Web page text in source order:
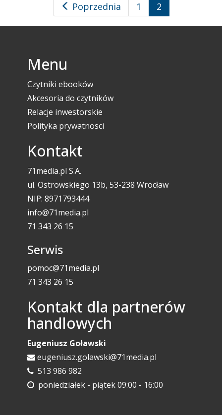
Poprzednia 1 2
Menu
Czytniki ebooków
Akcesoria do czytników
Relacje inwestorskie
Polityka prywatnosci
Kontakt
71media.pl S.A.
ul. Ostrowskiego 13b, 53-238 Wrocław
NIP: 8971793444
info@71media.pl
71 343 26 15
Serwis
pomoc@71media.pl
71 343 26 15
Kontakt dla partnerów
handlowych
Eugeniusz Goławski
eugeniusz.golawski@71media.pl
513 986 982
poniedziałek - piątek 09:00 - 16:00